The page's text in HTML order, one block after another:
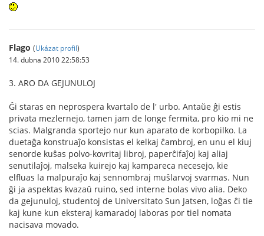
Flago (Ukázat profil)
14. dubna 2010 22:58:53
3. ARO DA GEJUNULOJ
Ĝi staras en neprospera kvartalo de l' urbo. Antaŭe ĝi estis
privata mezlernejo, tamen jam de longe fermita, pro kio mi ne
scias. Malgranda sportejo nur kun aparato de korbopilko. La
duetaĝa konstruaĵo konsistas el kelkaj ĉambroj, en unu el kiuj
senorde kuŝas polvo-kovritaj libroj, paperĉifaĵoj kaj aliaj
senutilaĵoj, malseka kuirejo kaj kampareca necesejo, kie
elfluas la malpuraĵo kaj sennombraj muŝlarvoj svarmas. Nun
ĝi ja aspektas kvazaŭ ruino, sed interne bolas vivo alia. Deko
da gejunuloj, studentoj de Universitato Sun Jatsen, loĝas ĉi tie
kaj kune kun eksteraj kamaradoj laboras por tiel nomata
nacisava movado.